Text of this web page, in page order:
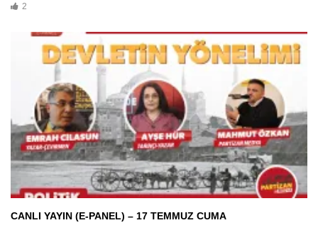
2
CANLI YAYIN (E-PANEL) – 17 TEMMUZ CUMA